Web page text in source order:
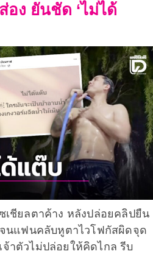
ง ยันชัด ‘ไม่ได้
เชียลตาค้าง หลังปล่อยคลิปยืน
นแฟนคลับหูตาไวโฟกัสผิดจุด
าตัวไม่ปล่อยให้คิดไกล รีบ